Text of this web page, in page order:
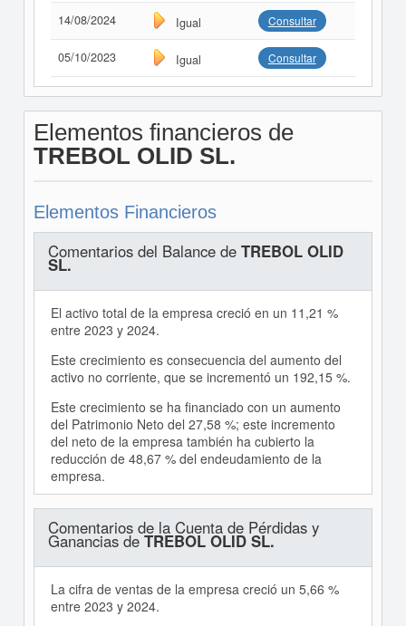
14/08/2024 Igual Consultar
05/10/2023 Igual Consultar
Elementos financieros de
TREBOL OLID SL.
Elementos Financieros
Comentarios del Balance de TREBOL OLID
SL.
El activo total de la empresa creció en un 11,21 %
entre 2023 y 2024.
Este crecimiento es consecuencia del aumento del
activo no corriente, que se incrementó un 192,15 %.
Este crecimiento se ha financiado con un aumento
del Patrimonio Neto del 27,58 %; este incremento
del neto de la empresa también ha cubierto la
reducción de 48,67 % del endeudamiento de la
empresa.
Comentarios de la Cuenta de Pérdidas y
Ganancias deTREBOL OLID SL.
La cifra de ventas de la empresa creció un 5,66 %
entre 2023 y 2024.